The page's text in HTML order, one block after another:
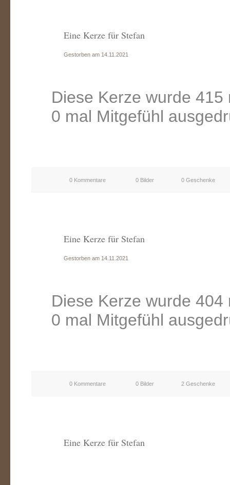
Eine Kerze für Stefan
Gestorben am 14.11.2021
Diese Kerze wurde
0 mal Mitgefühl
0 Kommentare 0 Bilder 0 Geschenke
Eine Kerze für Stefan
Gestorben am 14.11.2021
Diese Kerze wurde
0 mal Mitgefühl
0 Kommentare 0 Bilder 2 Geschenke
Eine Kerze für Stefan